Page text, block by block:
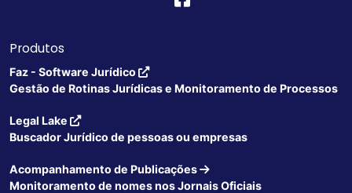
Produtos
Faz - Software Jurídico
Gestão de Rotinas Jurídicas e Monitoramento de Processos
Legal Lake
Buscador Jurídico de pessoas ou empresas
Acompanhamento de Publicações
Monitoramento de nomes nos Jornais Oficiais